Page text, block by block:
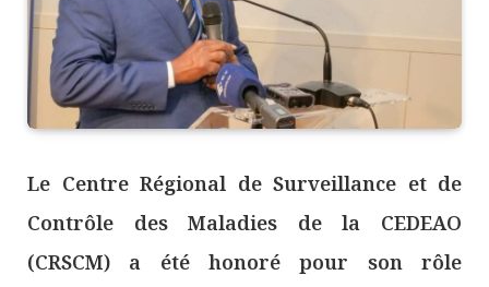
Le Centre Régional de Surveillance et de
Contrôle des Maladies de la CEDEAO
(CRSCM) a été honoré pour son rôle